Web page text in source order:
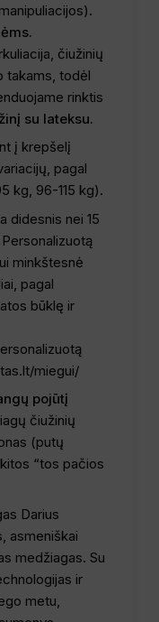
čiužinių
takams, todėl
rinktis
su lateksu.
į krepšelį
pagal
kg, 96-115 kg).
didesnis nei 15
minkštesnė
pagal
būklę ir
miegui/
pojūtį
čiužinių
(putų
“tos pačios
Darius
asmeniškai
medžiagas. Su
ir
metu,